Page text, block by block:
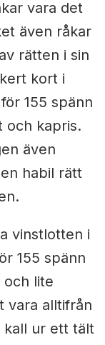
vara det
även råkar
rätten i sin
kort i
155 spänn
och kapris.
även
habil rätt
vinstlotten i
155 spänn
lite
vara alltifrån
kall ur ett tält